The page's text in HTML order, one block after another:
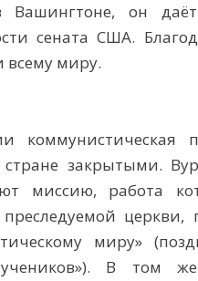
он даёт
сената США.
всему миру.
коммунистическая
закрытыми.
миссию, работа
церкви,
миру»
В том